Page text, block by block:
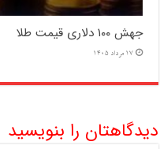
جهش ۱۰۰ دلاری قیمت طلا
17 مرداد 1405
دیدگاهتان را بنویسید